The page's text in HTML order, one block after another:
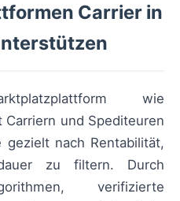
Carrier in
wie
Carriern und Spediteuren
gezielt nach Rentabilität,
zu filtern. Durch
verifizierte